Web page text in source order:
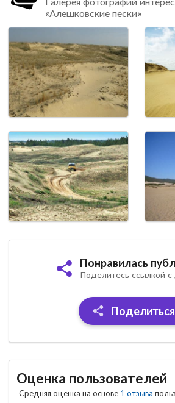
«Алешковские пески»
Понравилась
Поделитесь ссылкой с
Поделиться
Оценка пользователей
Средняя оценка на основе 1 отзыва